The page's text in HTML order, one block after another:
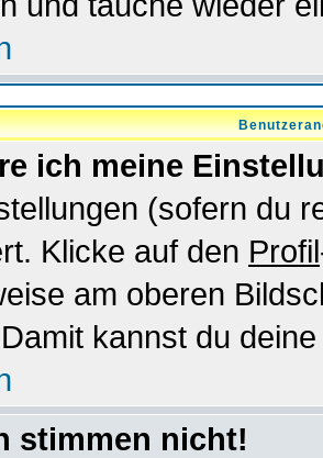
ich meine
(sofern du
Klicke auf den Profil
am oberen
kannst du
stimmen nicht!